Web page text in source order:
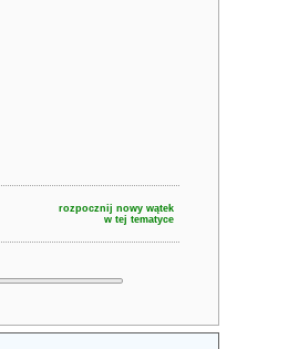
rozpocznij nowy wątek
w tej tematyce